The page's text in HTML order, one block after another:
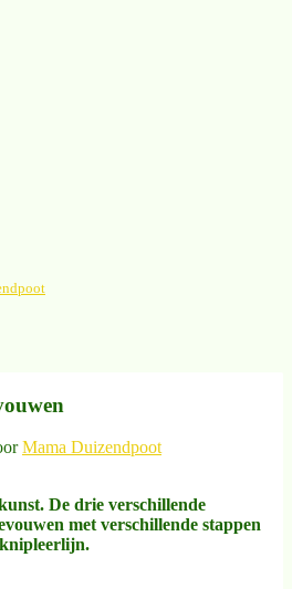
Mama Duizendpoot
De drie verschillende
met verschillende stappen